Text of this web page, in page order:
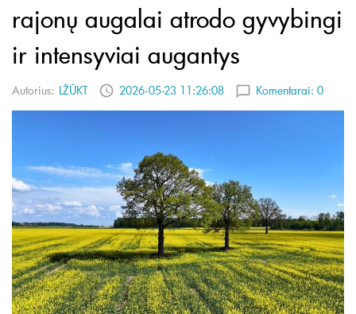
rajonų augalai atrodo gyvybingi
ir intensyviai augantys
Autorius: LŽŪKT 2026-05-23 11:26:08 Komentarai: 0